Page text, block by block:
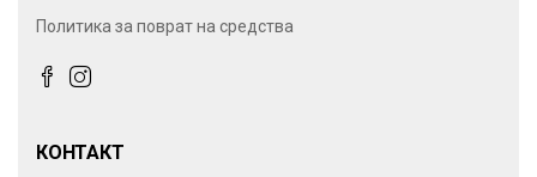
Политика за поврат на средства
КОНТАКТ